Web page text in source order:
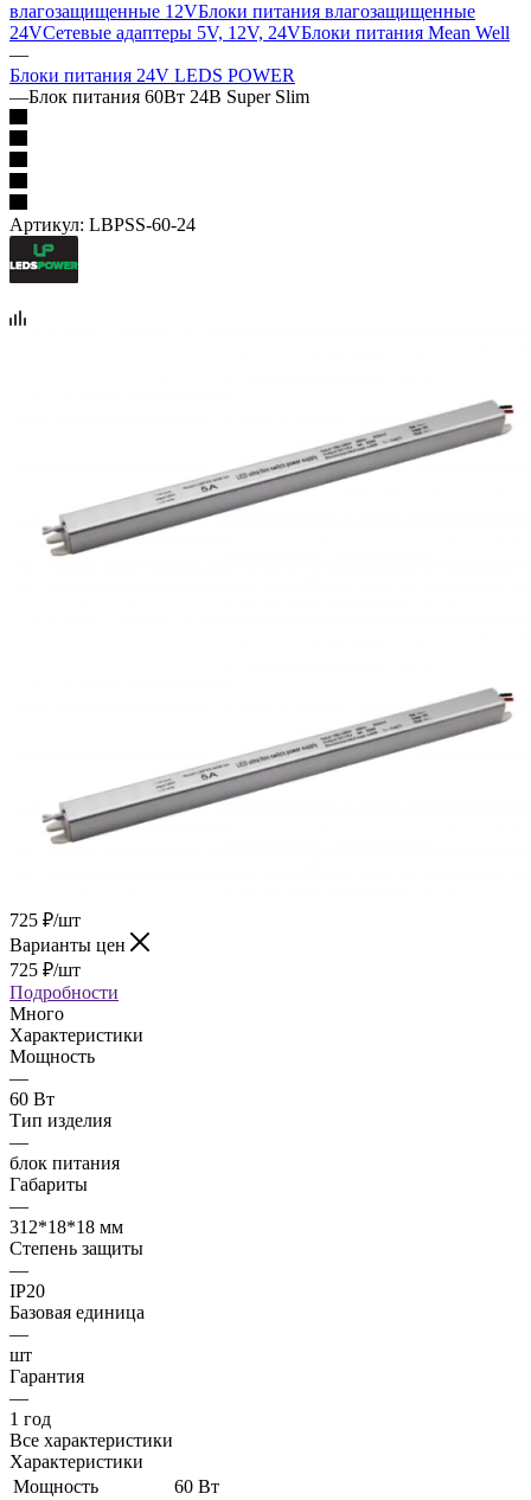
влагозащищенные 12VБлоки питания влагозащищенные
24VСетевые адаптеры 5V, 12V, 24VБлоки питания Mean Well
—
Блоки питания 24V LEDS POWER
—Блок питания 60Вт 24В Super Slim
Артикул: LBPSS-60-24
725 ₽/шт
Варианты цен
725 ₽/шт
Подробности
Много
Характеристики
Мощность
—
60 Вт
Тип изделия
—
блок питания
Габариты
—
312*18*18 мм
Степень защиты
—
IP20
Базовая единица
—
шт
Гарантия
—
1 год
Все характеристики
Характеристики
Мощность
60 Вт